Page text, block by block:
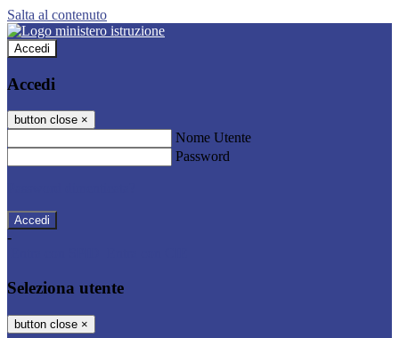
Salta al contenuto
Accedi
Accedi
button close ×
Nome Utente
Password
-
Seleziona utente
button close ×